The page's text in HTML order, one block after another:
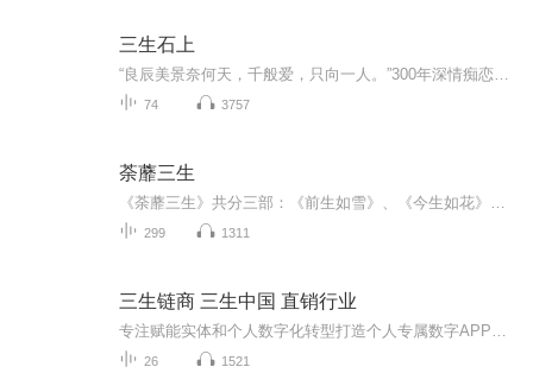
三生石上
74 3757
荼蘼三生
299 1311
三生链商 三生中国 直销行业
26 1521